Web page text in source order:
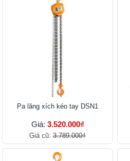
Pa lăng xích kéo tay DSN1
Giá: 3.520.000₫
Giá cũ: 3.789.000₫